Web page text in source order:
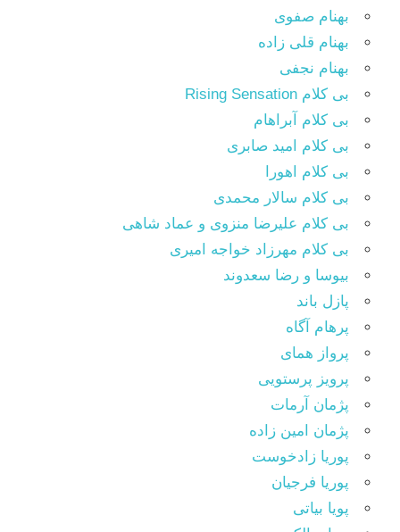
بهنام صفوی
بهنام قلی زاده
بهنام نجفی
بی کلام Rising Sensation
بی کلام آبراهام
بی کلام امید صابری
بی کلام اهورا
بی کلام سالار محمدی
بی کلام علیرضا منزوی و عماد شاهی
بی کلام مهرزاد خواجه امیری
بیوسا و رضا سعدوند
پازل باند
پرهام آگاه
پرواز همای
پرویز پرستویی
پژمان آرمات
پژمان امین زاده
پوریا زادخوست
پوریا فرجیان
پویا بیاتی